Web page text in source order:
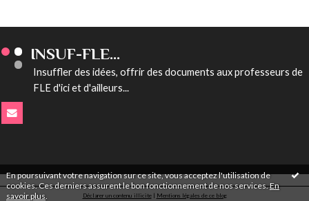
En poursuivant votre navigation sur ce site, vous acceptez l'utilisation de
cookies. Ces derniers assurent le bon fonctionnement de nos services.En
savoir plus
INSUF-FLE...
Insuffler des idées, offrir des documents aux professeurs de
FLE d'ici et d'ailleurs...
Déclarer un contenu illicite| Mentions légales de ce blog